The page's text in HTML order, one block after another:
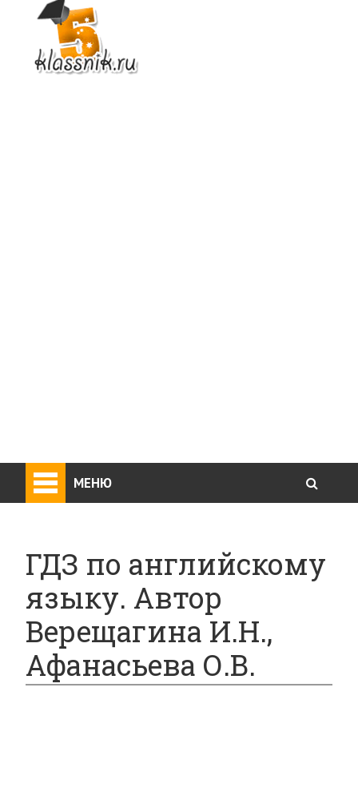
МЕНЮ
ГДЗ по английскому
языку. Автор
Верещагина И.Н.,
Афанасьева О.В.